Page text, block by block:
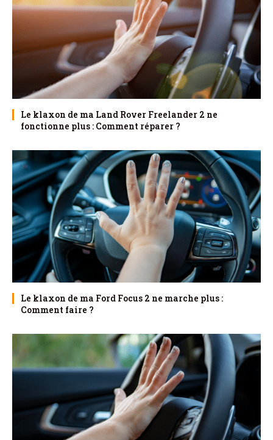
Le klaxon de ma Land Rover Freelander 2 ne
fonctionne plus : Comment réparer ?
Le klaxon de ma Ford Focus 2 ne marche plus :
Comment faire ?